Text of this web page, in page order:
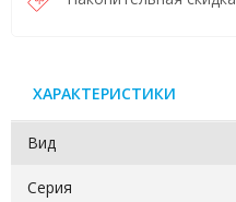
ХАРАКТЕРИСТИКИ
Вид
Серия